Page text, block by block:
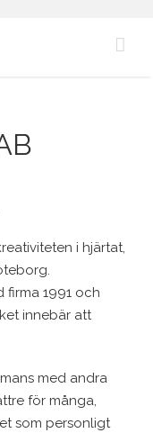
i hjärtat,
firma 1991 och
innebär att
med andra
för många,
som personligt